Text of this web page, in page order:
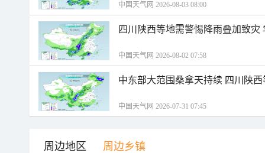
中国天气网 2026-08-03 08:00
四川陕西等地需警惕降雨叠加致
中国天气网 2026-08-02 07:58
中东部大范围桑拿天持续 四川陕
中国天气网 2026-07-31 07:45
周边地区 周边乡镇